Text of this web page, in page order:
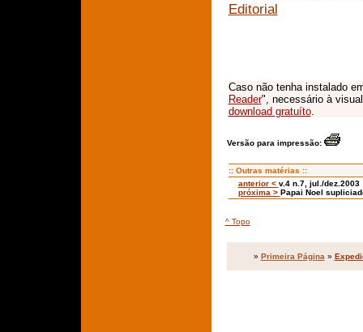
Editorial
Caso não tenha instalado
Reader", necessário à
download gratuíto.
Versão para impressão:
:: Outras matérias ::
anterior < v.4 n.7, jul./dez.2003
próxima > Papai Noel
^ Topo
» Primeira Página »